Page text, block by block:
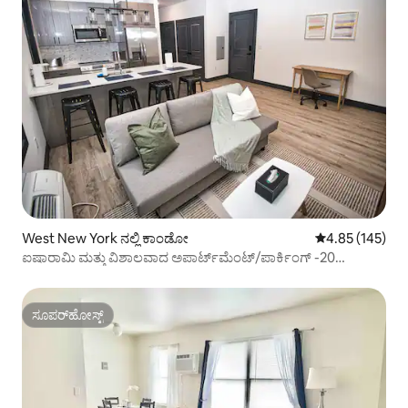
West New York ನಲ್ಲಿ ಕಾಂಡೋ 5 ರಲ್ಲಿ 4.85
4.85 (145)
ಐಷಾರಾಮಿ ಮತ್ತು ವಿಶಾಲವಾದ ಅಪಾರ್ಟ್‌ಮೆಂಟ್/ಪಾರ್ಕಿಂಗ್ -20
ಸೂಪರ್‌ಹೋಸ್ಟ್
ಸೂಪರ್‌ಹೋಸ್ಟ್